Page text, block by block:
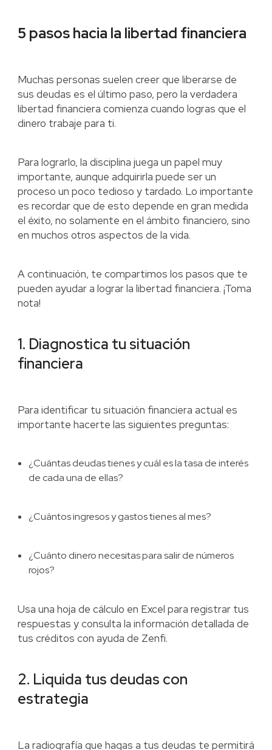
5 pasos hacia la libertad financiera
Muchas personas suelen creer que liberarse de
sus deudas es el último paso, pero la verdadera
libertad financiera comienza cuando logras que el
dinero trabaje para ti.
Para lograrlo, la disciplina juega un papel muy
importante, aunque adquirirla puede ser un
proceso un poco tedioso y tardado. Lo importante
es recordar que de esto depende en gran medida
el éxito, no solamente en el ámbito financiero, sino
en muchos otros aspectos de la vida.
A continuación, te compartimos los pasos que te
pueden ayudar a lograr la libertad financiera. ¡Toma
nota!
1. Diagnostica tu situación
financiera
Para identificar tu situación financiera actual es
importante hacerte las siguientes preguntas:
¿Cuántas deudas tienes y cuál es la tasa de interés
de cada una de ellas?
¿Cuántos ingresos y gastos tienes al mes?
¿Cuánto dinero necesitas para salir de números
rojos?
Usa una hoja de cálculo en Excel para registrar tus
respuestas y consulta la información detallada de
tus créditos con ayuda de Zenfi.
2. Liquida tus deudas con
estrategia
La radiografía que hagas a tus deudas te permitirá